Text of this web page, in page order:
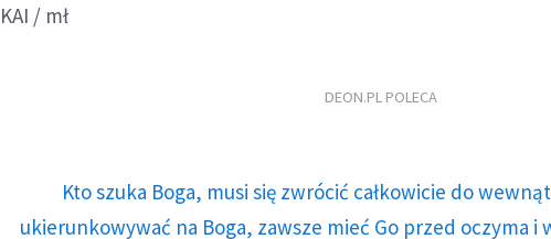
KAI / mł
DEON.PL POLECA
Kto szuka Boga, musi się zwrócić całkowicie do
ukierunkowywać na Boga, zawsze mieć Go przed oczyma i